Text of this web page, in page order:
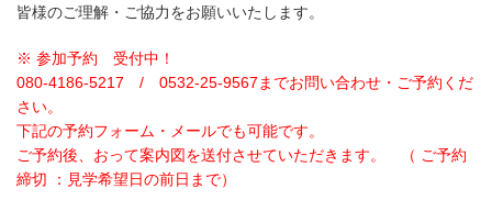
皆様のご理解・ご協力をお願いいたします。
※ 参加予約 受付中！
080-4186-5217 / 0532-25-9567までお問い合わせ・ご予約くだ
さい。
下記の予約フォーム・メールでも可能です。
ご予約後、おって案内図を送付させていただきます。 （ ご予約
締切 ：見学希望日の前日まで）